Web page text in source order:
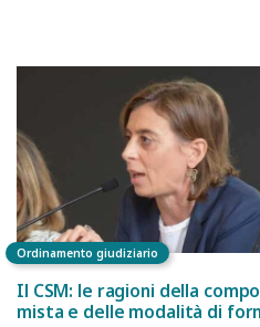
Ordinamento giudiziario
Il CSM: le ragioni della
mista e delle modalità di